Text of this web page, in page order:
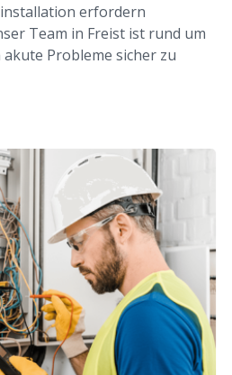
erfordern
Team in Freist ist rund um
Probleme sicher zu